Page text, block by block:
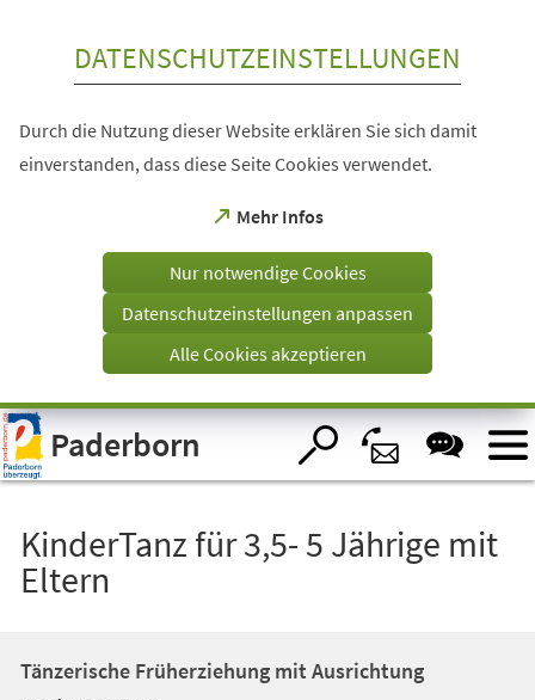
Visuelle
Assistenzsoftware
öffnen.
DATENSCHUTZEINSTELLUNGEN
Durch die Nutzung dieser Website erklären Sie sich damit
einverstanden, dass diese Seite Cookies verwendet.
Mehr Infos
(Öffnet
einem
Tab)
Nur notwendige Cookies
Datenschutzeinstellungen anpassen
Alle Cookies akzeptieren
Paderborn
KinderTanz für 3,5- 5 Jährige mit
Eltern
Tänzerische Früherziehung mit Ausrichtung